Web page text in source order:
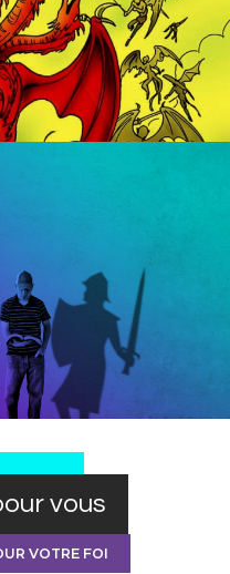
vous
VOTRE FOI